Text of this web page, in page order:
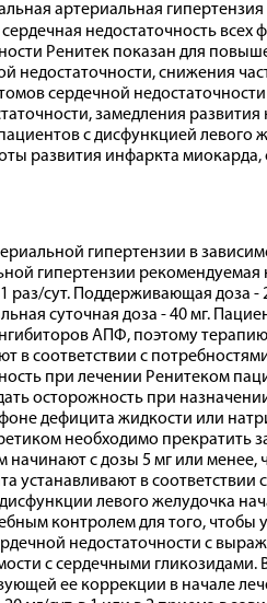
артериальная
недостаточность всех
Ренитек показан для
недостаточности, снижения
сердечной
замедления
с дисфункцией левого
развития инфаркта миокарда,
гипертензии в
гипертензии рекомендуемая
раз/сут. Поддерживающая доза -
суточная доза - 40 мг.
АПФ, поэтому терапию
в соответствии с
при лечении Ренитеком
осторожность при
дефицита жидкости или
необходимо прекратить
с дозы 5 мг или менее,
устанавливают в соответствии
левого желудочка
контролем для того, чтобы
недостаточности с
с сердечными гликозидами. В
ее коррекции в начале